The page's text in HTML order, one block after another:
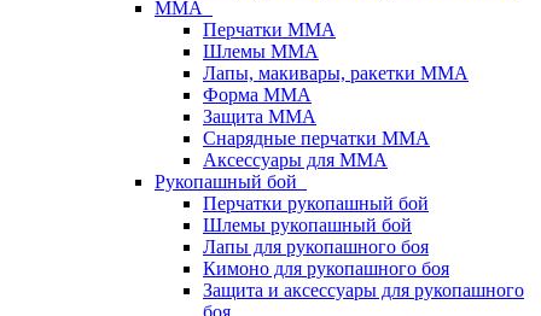
ММА
Перчатки ММА
Шлемы ММА
Лапы, макивары, ракетки ММА
Форма ММА
Защита ММА
Снарядные перчатки ММА
Аксессуары для ММА
Рукопашный бой
Перчатки рукопашный бой
Шлемы рукопашный бой
Лапы для рукопашного боя
Кимоно для рукопашного боя
Защита и аксессуары для рукопашного
боя